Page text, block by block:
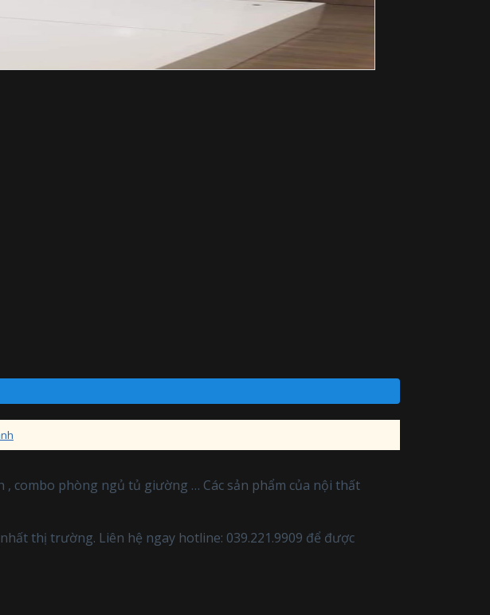
combo phòng ngủ tủ giường … Các sản phẩm của nội thất
thị trường. Liên hệ ngay hotline: 039.221.9909 để được